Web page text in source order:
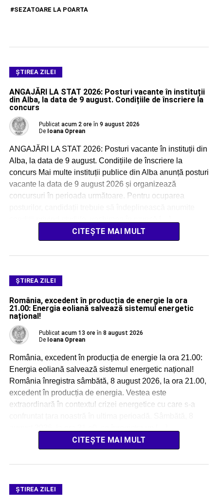
SEZATOARE LA POARTA
ŞTIREA ZILEI
ANGAJĂRI LA STAT 2026: Posturi vacante în instituții
din Alba, la data de 9 august. Condițiile de înscriere la
concurs
Publicat acum 2 ore în 9 august 2026
De Ioana Oprean
ANGAJĂRI LA STAT 2026: Posturi vacante în instituții din
Alba, la data de 9 august. Condițiile de înscriere la
concurs Mai multe instituții publice din Alba anunță posturi
vacante la data de 9 august 2026 și organizează
concursuri în perioada următoare. Pentru ocuparea
CITEȘTE MAI MULT
ŞTIREA ZILEI
România, excedent în producția de energie la ora
21.00: Energia eoliană salvează sistemul energetic
național!
Publicat acum 13 ore în 8 august 2026
De Ioana Oprean
România, excedent în producția de energie la ora 21.00:
Energia eoliană salvează sistemul energetic național!
România înregistra sâmbătă, 8 august 2026, la ora 21.00,
excedent în producția de energia. Vestea este
extraordinară în contextul crizei energetice cu care s-a
CITEȘTE MAI MULT
ŞTIREA ZILEI